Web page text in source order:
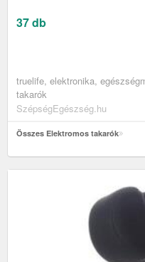
37 db
truelife, elektronika,
takarók
SzépségEgészség.hu
Összes Elektromos takarók